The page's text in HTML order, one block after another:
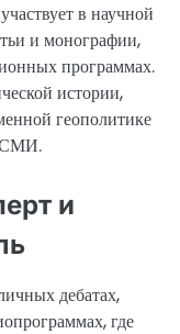
в научной
и монографии,
программах.
истории,
геополитике
СМИ.
и
дебатах,
где